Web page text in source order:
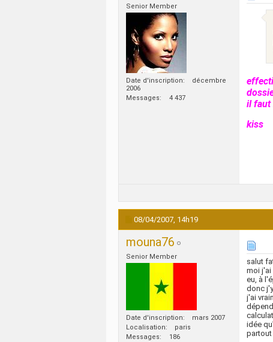
Senior Member
Date d'inscription
décembre
2006
Messages
4 437
il faut
kiss
08/04/2007, 14h19
mouna76
Senior Member
Date d'inscription
mars 2007
Localisation
paris
Messages
186
salut
moi j'ai
eu, à
donc
j'ai
idée
partout